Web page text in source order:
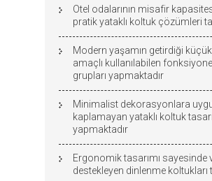
Otel odalarının misafir
pratik yataklı koltuk çözümleri
Modern yaşamın getirdiği
amaçlı kullanılabilen
grupları yapmaktadır
Minimalist dekorasyonlara
kaplamayan yataklı koltuk
yapmaktadır
Ergonomik tasarımı sayesinde
destekleyen dinlenme